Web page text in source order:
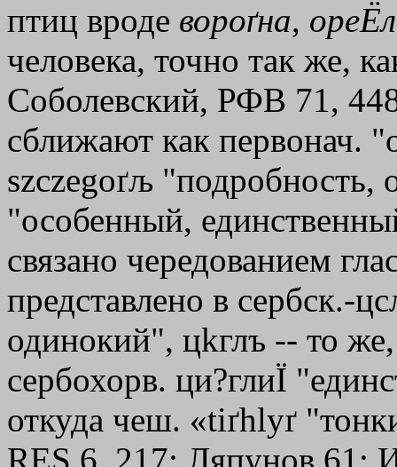
птиц вроде вороґна, ореЁл
человека, точно так же,
Соболевский, РФВ 71,
сближают как первонач.
szczegoґљ "подробность,
"особенный,
связано чередованием
представлено в сербск.-
одинокий", цkглъ -- то
сербохорв. ци?глиЇ
откуда чеш. «tiґhlyґ
RЕS 6, 217; Ляпунов 61;